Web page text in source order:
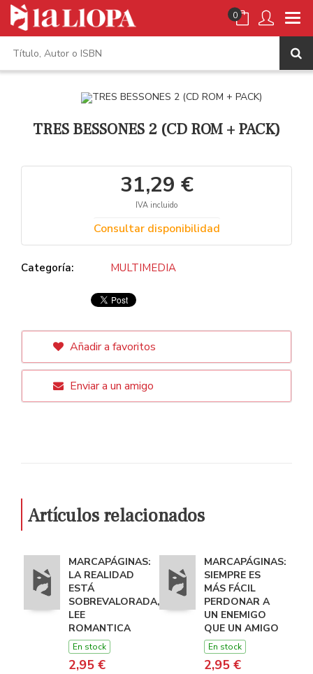
0
TRES BESSONES 2 (CD ROM + PACK)
31,29 €
IVA incluido
Consultar disponibilidad
Categoría: MULTIMEDIA
Añadir a favoritos
Enviar a un amigo
Artículos relacionados
MARCAPÁGINAS:
LA REALIDAD
ESTÁ
SOBREVALORADA,
LEE
ROMANTICA
En stock
2,95 €
MARCAPÁGINAS:
SIEMPRE ES
MÁS FÁCIL
PERDONAR A
UN ENEMIGO
QUE UN AMIGO
En stock
2,95 €